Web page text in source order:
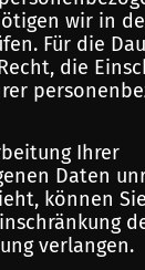
wir in
Für die
die
Ihrer
Daten
können
verlangen.